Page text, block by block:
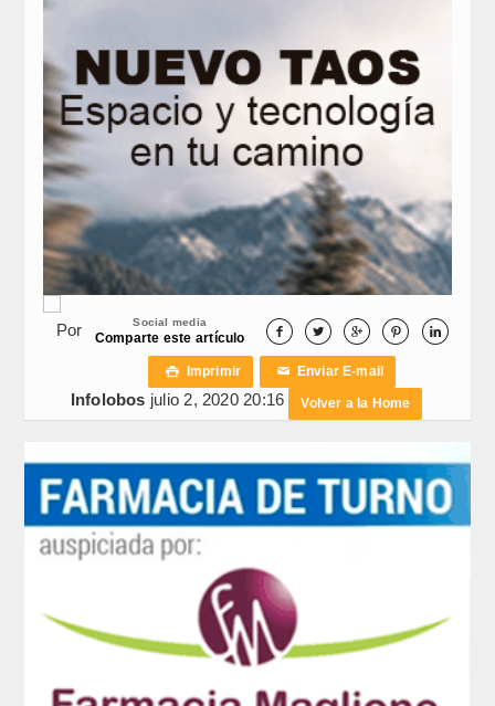
Social media
Comparte este artículo     
 Imprimir ✉ Enviar E-mail
Por
Infolobos julio 2, 2020 20:16 Volver a la Home